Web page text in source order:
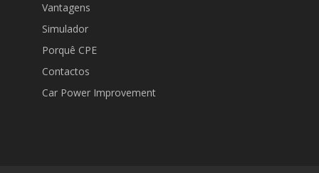
Vantagens
Simulador
Porquê CPE
Contactos
Car Power Improvement